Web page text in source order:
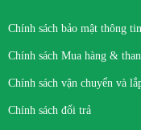
Chính sách bảo mật thông tin
Chính sách Mua hàng &
Chính sách vận chuyển và
Chính sách đổi trả